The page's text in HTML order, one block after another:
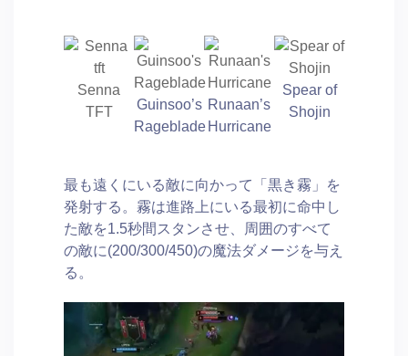
Senna
TFT
Guinsoo’s
Rageblade
Runaan’s
Hurricane
Spear of
Shojin
最も遠くにいる敵に向かって「黒き霧」を
発射する。霧は進路上にいる最初に命中し
た敵を1.5秒間スタンさせ、周囲のすべて
の敵に(200/300/450)の魔法ダメージを与え
る。